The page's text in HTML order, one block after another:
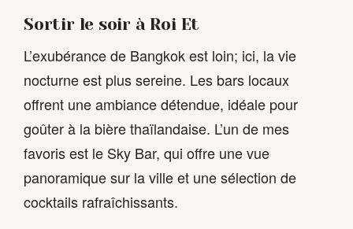
Sortir le soir à Roi Et
L’exubérance de Bangkok est loin; ici, la vie
nocturne est plus sereine. Les bars locaux
offrent une ambiance détendue, idéale pour
goûter à la bière thaïlandaise. L’un de mes
favoris est le Sky Bar, qui offre une vue
panoramique sur la ville et une sélection de
cocktails rafraîchissants.